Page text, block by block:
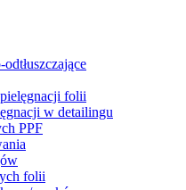
folii
w detailingu
PPF
folii